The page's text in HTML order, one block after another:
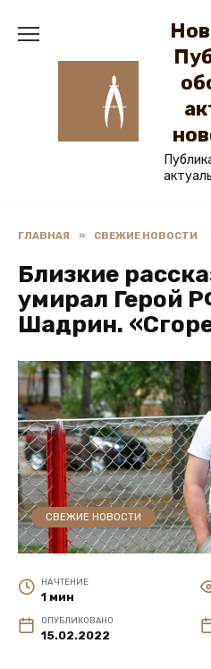
ГЛАВНАЯ » СВЕЖИЕ НОВОСТИ
Близкие
умирал Герой
Шадрин.
СВЕЖИЕ НОВОСТИ
НА ЧТЕНИЕ
1 мин
ОПУБЛИКОВАНО
15.02.2022